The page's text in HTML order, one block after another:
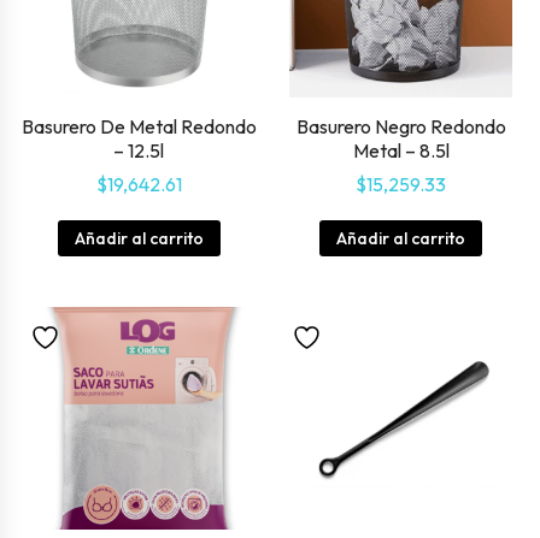
Basurero De Metal Redondo
– 12.5l
$19,642.61
Añadir al carrito
Basurero Negro Redondo
Metal – 8.5l
$15,259.33
Añadir al carrito